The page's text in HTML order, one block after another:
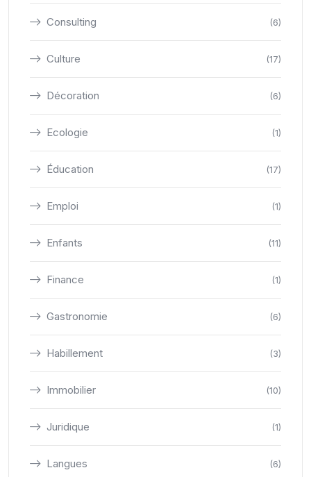
Consulting (6)
Culture (17)
Décoration (6)
Ecologie (1)
Éducation (17)
Emploi (1)
Enfants (11)
Finance (1)
Gastronomie (6)
Habillement (3)
Immobilier (10)
Juridique (1)
Langues (6)